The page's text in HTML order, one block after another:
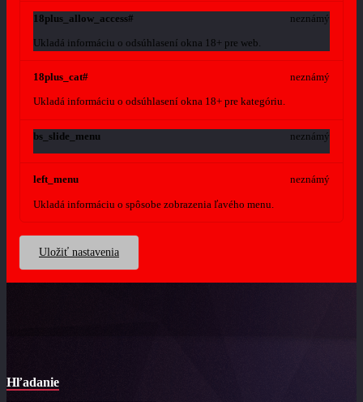
18plus_allow_access#
Ukladá informáciu o odsúhlasení okna 18+ pre web.
neznámý
18plus_cat#
Ukladá informáciu o odsúhlasení okna 18+ pre kategóriu.
neznámý
bs_slide_menu neznámý
left_menu
Ukladá informáciu o spôsobe zobrazenia ľavého menu.
neznámý
Uložiť nastavenia
Hľadanie